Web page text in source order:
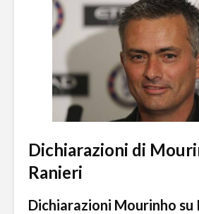
Dichiarazioni di
Ranieri
Dichiarazioni Mourinho su